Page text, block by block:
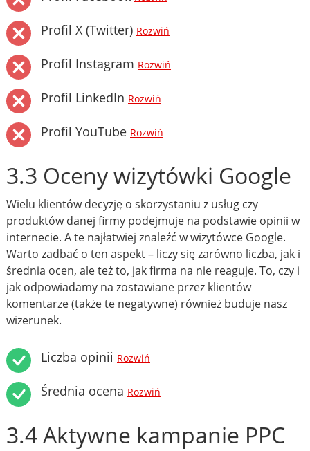
Profil X (Twitter) Rozwiń
Profil Instagram Rozwiń
Profil LinkedIn Rozwiń
Profil YouTube Rozwiń
3.3 Oceny wizytówki Google
Wielu klientów decyzję o skorzystaniu z usług czy
produktów danej firmy podejmuje na podstawie opinii w
internecie. A te najłatwiej znaleźć w wizytówce Google.
Warto zadbać o ten aspekt – liczy się zarówno liczba, jak i
średnia ocen, ale też to, jak firma na nie reaguje. To, czy i
jak odpowiadamy na zostawiane przez klientów
komentarze (także te negatywne) również buduje nasz
wizerunek.
Liczba opinii Rozwiń
Średnia ocena Rozwiń
3.4 Aktywne kampanie PPC